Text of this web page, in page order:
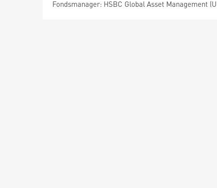
Fondsmanager: HSBC Global Asset Management